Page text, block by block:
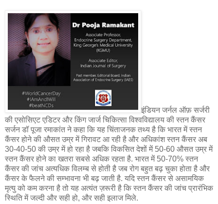
इंडियन जर्नल ऑफ़ सर्जरी
की एसोसिएट एडिटर और किंग जार्ज चिकित्सा विश्वविद्यालय की स्तन कैंसर
सर्जन डॉ पूजा रमाकांत ने कहा कि यह चिंताजनक तथ्य है कि भारत में स्तन
कैंसर होने की औसत उम्र में गिरावट आ रही है और अधिकांश स्तन कैंसर अब
30-40-50 की उम्र में हो रहा है जबकि विकसित देशों में 50-60 औसत उम्र में
स्तन कैंसर होने का खतरा सबसे अधिक रहता है. भारत में 50-70% स्तन
कैंसर की जांच अत्यधिक विलम्ब से होती है जब रोग बहुत बढ़ चुका होता है और
कैंसर के फैलने की सम्भावना भी बढ़ जाती है. यदि स्तन कैंसर से असामयिक
मृत्यु को कम करना है तो यह अत्यंत ज़रूरी है कि स्तन कैंसर की जांच प्रारंभिक
स्थिति में जल्दी और सही हो, और सही इलाज मिले.